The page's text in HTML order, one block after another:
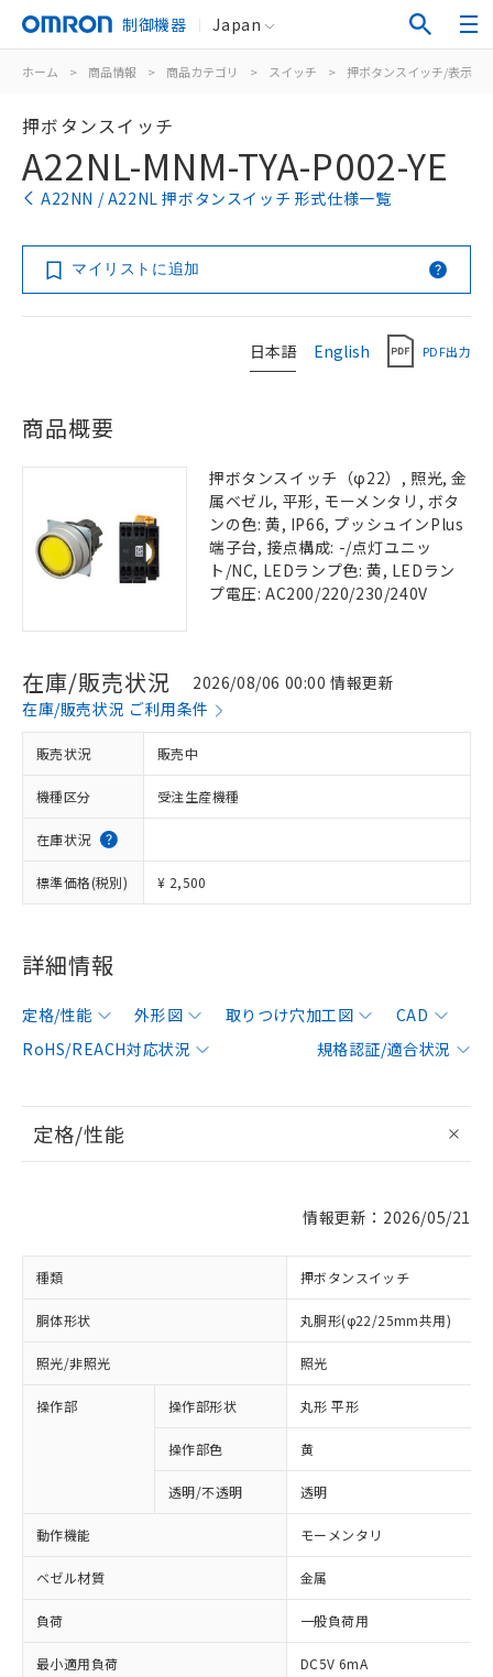
制御機器 Japan
ホーム > 商品情報 > 商品カテゴリ > スイッチ > 押ボタンスイッチ/表示灯
押ボタンスイッチ
A22NL-MNM-TYA-P002-YE
A22NN / A22NL 押ボタンスイッチ 形式仕様一覧
マイリストに追加
日本語 English PDF出力
商品概要
押ボタンスイッチ（φ22）, 照光, 金
属ベゼル, 平形, モーメンタリ, ボタ
ンの色: 黄, IP66, プッシュインPlus
端子台, 接点構成: -/点灯ユニッ
ト/NC, LEDランプ色: 黄, LEDラン
プ電圧: AC200/220/230/240V
在庫/販売状況
2026/08/06 00:00 情報更新
在庫/販売状況 ご利用条件
販売状況 販売中
機種区分 受注生産機種
在庫状況
標準価格(税別) ¥ 2,500
詳細情報
定格/性能 外形図 取りつけ穴加工図
CAD
RoHS/REACH対応状況
規格認証/適合状況
定格/性能
情報更新：2026/05/21
種類 押ボタンスイッチ
胴体形状 丸胴形(φ22/25mm共用)
照光/非照光 照光
操作部 操作部形状 丸形 平形
操作部色 黄
透明/不透明 透明
動作機能 モーメンタリ
ベゼル材質 金属
負荷 一般負荷用
最小適用負荷 DC5V 6mA